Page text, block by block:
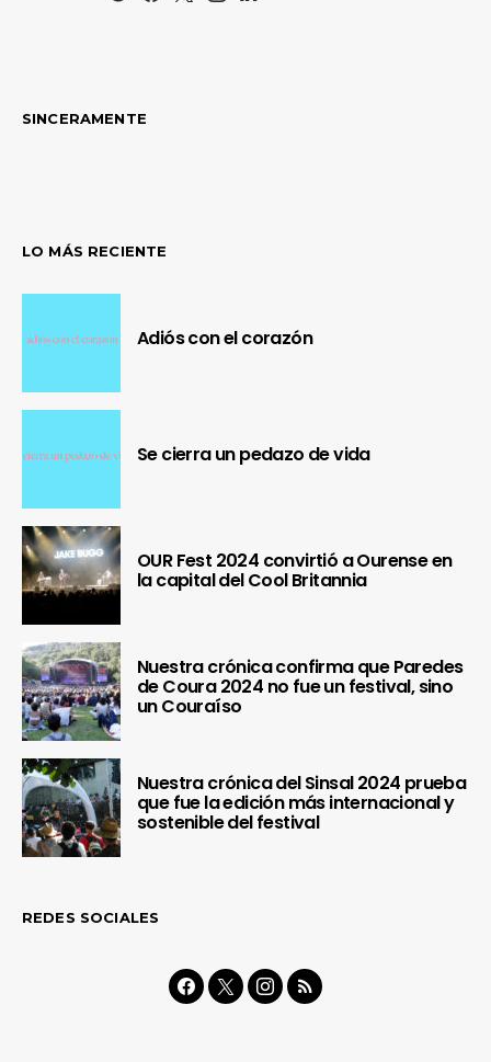
SINCERAMENTE
LO MÁS RECIENTE
Adiós con el corazón
Se cierra un pedazo de vida
OUR Fest 2024 convirtió a Ourense en
la capital del Cool Britannia
Nuestra crónica confirma que Paredes
de Coura 2024 no fue un festival, sino
un Couraíso
Nuestra crónica del Sinsal 2024 prueba
que fue la edición más internacional y
sostenible del festival
REDES SOCIALES